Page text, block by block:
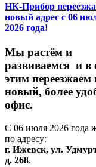
НК-Прибор
новый адрес с 06
2026 года!
Мы растём и
развиваемся и в
этим переезжаем
новый, более
офис.
С 06 июля 2026 года
по адресу:
г. Ижевск, ул.
д. 268.